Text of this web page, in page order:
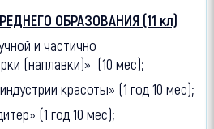
ОБРАЗОВАНИЯ (11 кл)
и частично
(наплавки)» (10 мес);
красоты» (1 год 10 мес);
(1 год 10 мес);